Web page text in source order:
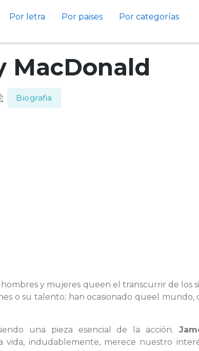
Por letra Por paises Por categorías
MacDonald
Biografia
y mujeres queen el transcurrir de los
o su talento; han ocasionado queel
una pieza esencial de la acción.
vida, indudablemente, merece nuestro